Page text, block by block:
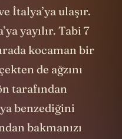
İtalya’ya ulaşır.
yayılır. Tabi 7
kocaman bir
de ağzını
tarafından
benzediğini
bakmanızı